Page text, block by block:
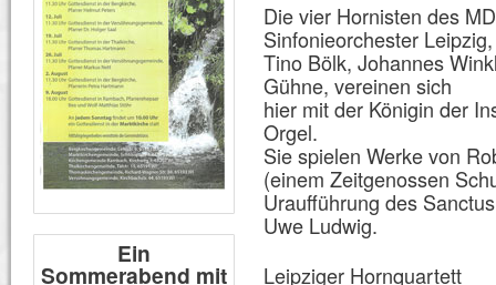
Die vier Hornisten des
Sinfonieorchester
Tino Bölk, Johannes
Gühne, vereinen sich
hier mit der Königin der
Orgel.
Sie spielen Werke von
(einem Zeitgenossen
Uraufführung des
Uwe Ludwig.
Leipziger Hornquartett
Ein
Sommerabend mit